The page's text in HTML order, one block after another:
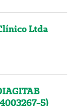
Ltda
5)